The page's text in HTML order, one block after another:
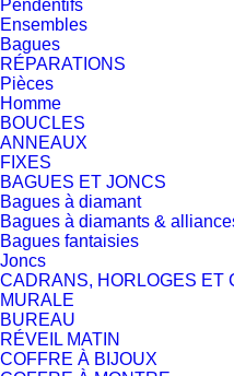
Pendentifs
Ensembles
Bagues
RÉPARATIONS
Pièces
Homme
BOUCLES
ANNEAUX
FIXES
BAGUES ET JONCS
Bagues à diamant
Bagues à diamants &
Bagues fantaisies
Joncs
CADRANS, HORLOGES ET
MURALE
BUREAU
RÉVEIL MATIN
COFFRE À BIJOUX